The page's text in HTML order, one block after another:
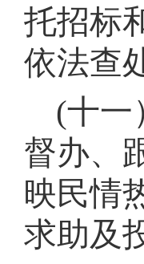
托招标
依法查
(十一
督办、
映民情
求助及